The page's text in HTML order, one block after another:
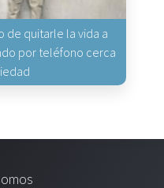
de quitarle la vida a
por teléfono cerca